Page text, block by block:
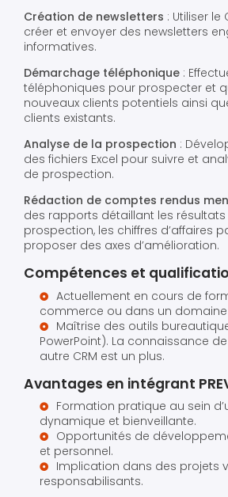
Création de newsletters : Utiliser le
créer et envoyer des newsletters
informatives.
Démarchage téléphonique :
téléphoniques pour prospecter et
nouveaux clients potentiels ainsi
clients existants.
Analyse de la prospection :
des fichiers Excel pour suivre et
de prospection.
Rédaction de comptes rendus
des rapports détaillant les résultats
prospection, les chiffres d’affaires
proposer des axes d’amélioration.
Compétences et
Actuellement en cours de
commerce ou dans un domaine
Maîtrise des outils
PowerPoint). La connaissance
autre CRM est un plus.
Avantages en intégrant
Formation pratique au sein
dynamique et bienveillante.
Opportunités de
et personnel.
Implication dans des projets
responsabilisants.